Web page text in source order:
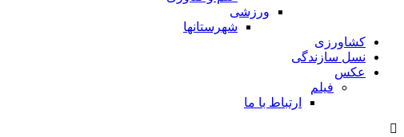
ورزشی
شهرستانها
کشاورزی
نسل سازندگی
عکس
فیلم
ارتباط با ما